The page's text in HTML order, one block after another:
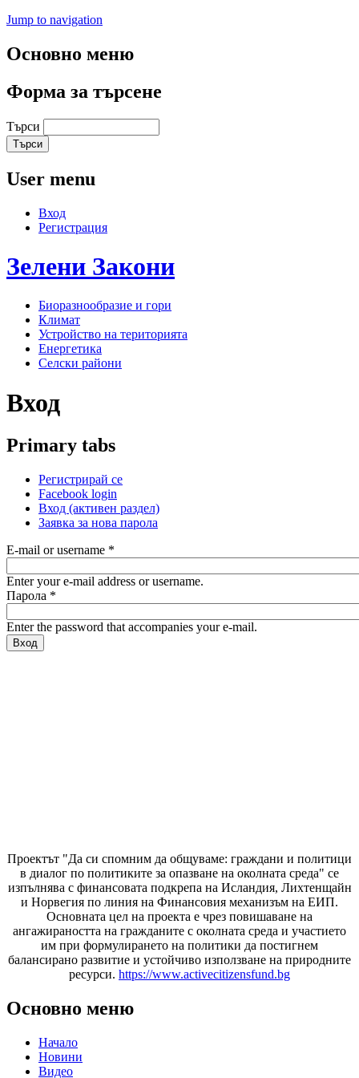
Jump to navigation
Основно меню
Форма за търсене
Търси
User menu
Вход
Регистрация
Зелени Закони
Биоразнообразие и гори
Климат
Устройство на територията
Енергетика
Селски райони
Вход
Primary tabs
Регистрирай се
Facebook login
Вход (активен раздел)
Заявка за нова парола
E-mail or username *
Enter your e-mail address or username.
Парола *
Enter the password that accompanies your e-mail.
Проектът "Да си спомним да общуваме: граждани и политици
в диалог по политиките за опазване на околната среда" се
изпълнява с финансовата подкрепа на Исландия, Лихтенщайн
и Норвегия по линия на Финансовия механизъм на ЕИП.
Основната цел на проекта е чрез повишаване на
ангажираността на гражданите с околната среда и участието
им при формулирането на политики да постигнем
балансирано развитие и устойчиво използване на природните
ресурси. https://www.activecitizensfund.bg
Основно меню
Начало
Новини
Видео